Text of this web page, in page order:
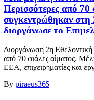
Περισσότερες από 70
συγκεντρώθηκαν στη
διοργάνωσε το
Διοργάνωση 2η
από 70 φιάλες αίματος.
ΕΕΑ, επιχειρηματίες και
By piraeus365